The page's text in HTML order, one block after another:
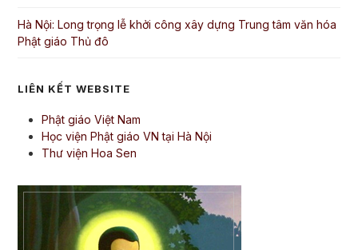
Hà Nội: Long trọng lễ khởi công xây dựng Trung tâm văn hóa
Phật giáo Thủ đô
LIÊN KẾT WEBSITE
Phật giáo Việt Nam
Học viện Phật giáo VN tại Hà Nội
Thư viện Hoa Sen